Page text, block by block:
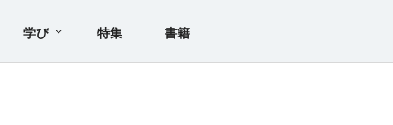
学び 特集 書籍